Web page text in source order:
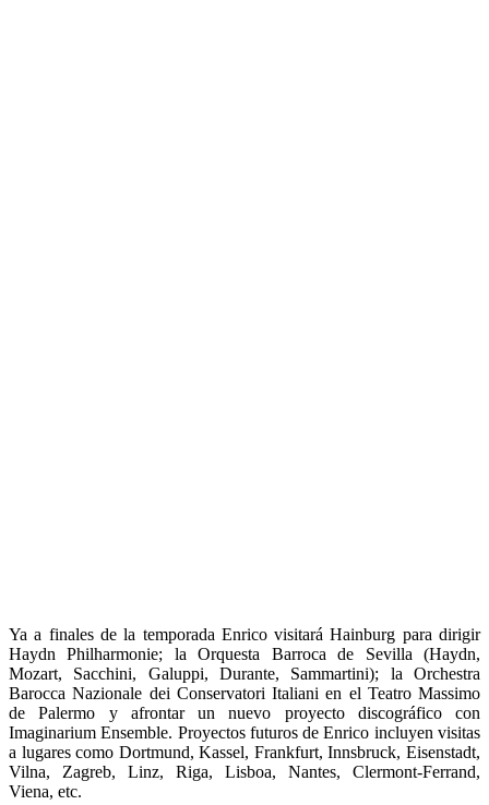
Ya a finales de la temporada Enrico visitará Hainburg para dirigir
Haydn Philharmonie; la Orquesta Barroca de Sevilla (Haydn,
Mozart, Sacchini, Galuppi, Durante, Sammartini); la Orchestra
Barocca Nazionale dei Conservatori Italiani en el Teatro Massimo
de Palermo y afrontar un nuevo proyecto discográfico con
Imaginarium Ensemble. Proyectos futuros de Enrico incluyen visitas
a lugares como Dortmund, Kassel, Frankfurt, Innsbruck, Eisenstadt,
Vilna, Zagreb, Linz, Riga, Lisboa, Nantes, Clermont-Ferrand,
Viena, etc.